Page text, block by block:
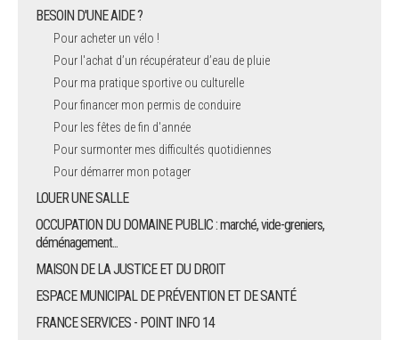
BESOIN D'UNE AIDE ?
Pour acheter un vélo !
Pour l'achat d’un récupérateur d’eau de pluie
Pour ma pratique sportive ou culturelle
Pour financer mon permis de conduire
Pour les fêtes de fin d'année
Pour surmonter mes difficultés quotidiennes
Pour démarrer mon potager
LOUER UNE SALLE
OCCUPATION DU DOMAINE PUBLIC : marché, vide-greniers,
déménagement...
MAISON DE LA JUSTICE ET DU DROIT
ESPACE MUNICIPAL DE PRÉVENTION ET DE SANTÉ
FRANCE SERVICES - POINT INFO 14